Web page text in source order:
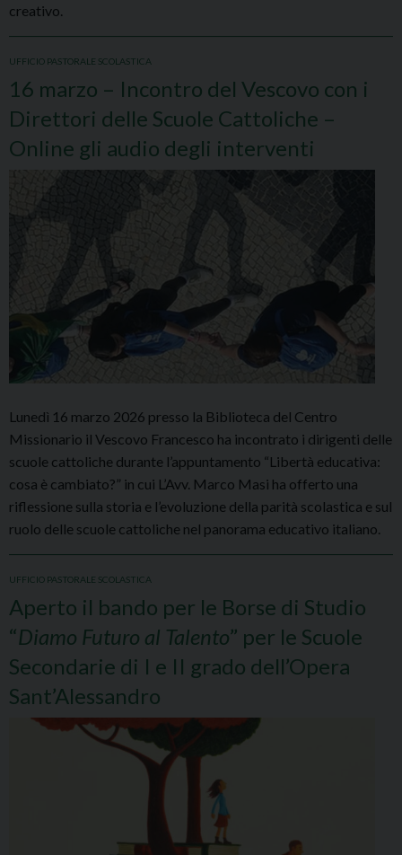
creativo.
UFFICIO PASTORALE SCOLASTICA
16 marzo – Incontro del Vescovo con i
Direttori delle Scuole Cattoliche –
Online gli audio degli interventi
Lunedì 16 marzo 2026 presso la Biblioteca del Centro
Missionario il Vescovo Francesco ha incontrato i dirigenti delle
scuole cattoliche durante l’appuntamento “Libertà educativa:
cosa è cambiato?” in cui L’Avv. Marco Masi ha offerto una
riflessione sulla storia e l’evoluzione della parità scolastica e sul
ruolo delle scuole cattoliche nel panorama educativo italiano.
UFFICIO PASTORALE SCOLASTICA
Aperto il bando per le Borse di Studio
“Diamo Futuro al Talento” per le Scuole
Secondarie di I e II grado dell’Opera
Sant’Alessandro